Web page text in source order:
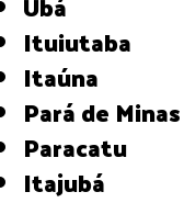
Ituiutaba
Itaúna
Pará de Minas
Paracatu
Itajubá